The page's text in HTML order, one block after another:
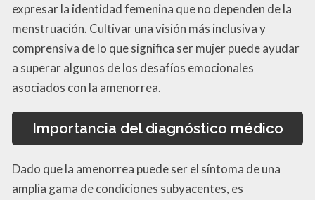
expresar la identidad femenina que no dependen de la
menstruación. Cultivar una visión más inclusiva y
comprensiva de lo que significa ser mujer puede ayudar
a superar algunos de los desafíos emocionales
asociados con la amenorrea.
Importancia del diagnóstico médico
Dado que la amenorrea puede ser el síntoma de una
amplia gama de condiciones subyacentes, es